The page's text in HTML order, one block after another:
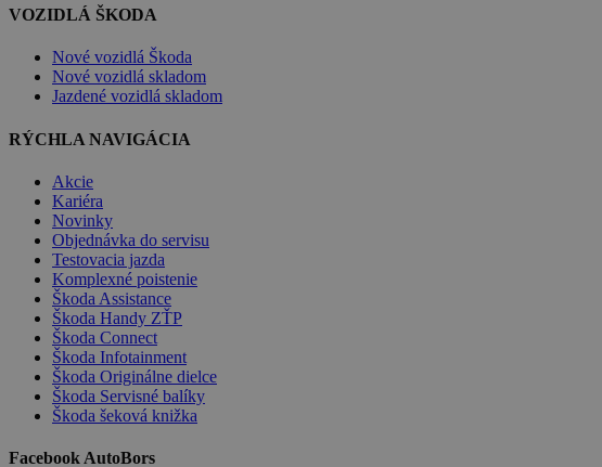
VOZIDLÁ ŠKODA
Nové vozidlá Škoda
Nové vozidlá skladom
Jazdené vozidlá skladom
RÝCHLA NAVIGÁCIA
Akcie
Kariéra
Novinky
Objednávka do servisu
Testovacia jazda
Komplexné poistenie
Škoda Assistance
Škoda Handy ZŤP
Škoda Connect
Škoda Infotainment
Škoda Originálne dielce
Škoda Servisné balíky
Škoda šeková knižka
Facebook AutoBors